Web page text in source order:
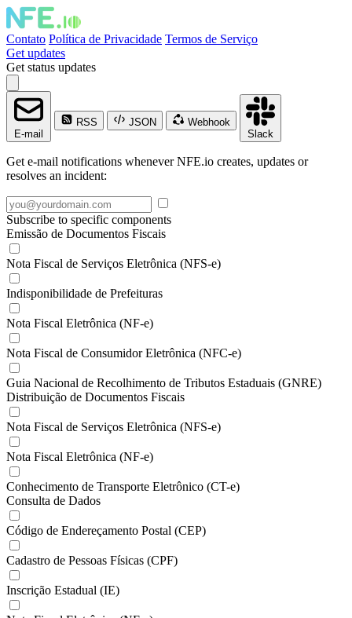
Contato Política de Privacidade Termos de Serviço
Get updates
Get status updates
E-mail
RSS JSON
Webhook
Slack
Get e-mail notifications whenever NFE.io creates, updates or
resolves an incident:
Subscribe to specific components
Emissão de Documentos Fiscais
Nota Fiscal de Serviços Eletrônica (NFS-e)
Indisponibilidade de Prefeituras
Nota Fiscal Eletrônica (NF-e)
Nota Fiscal de Consumidor Eletrônica (NFC-e)
Guia Nacional de Recolhimento de Tributos Estaduais (GNRE)
Distribuição de Documentos Fiscais
Nota Fiscal de Serviços Eletrônica (NFS-e)
Nota Fiscal Eletrônica (NF-e)
Conhecimento de Transporte Eletrônico (CT-e)
Consulta de Dados
Código de Endereçamento Postal (CEP)
Cadastro de Pessoas Físicas (CPF)
Inscrição Estadual (IE)